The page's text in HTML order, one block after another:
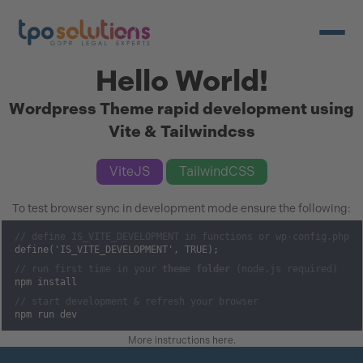
Hello World!
Wordpress Theme rapid development using
Vite & Tailwindcss
ViteJS TailwindCSS
To test browser sync in development mode ensure the following:
define('IS_VITE_DEVELOPMENT', TRUE);
npm install
npm run dev
More instructions here.